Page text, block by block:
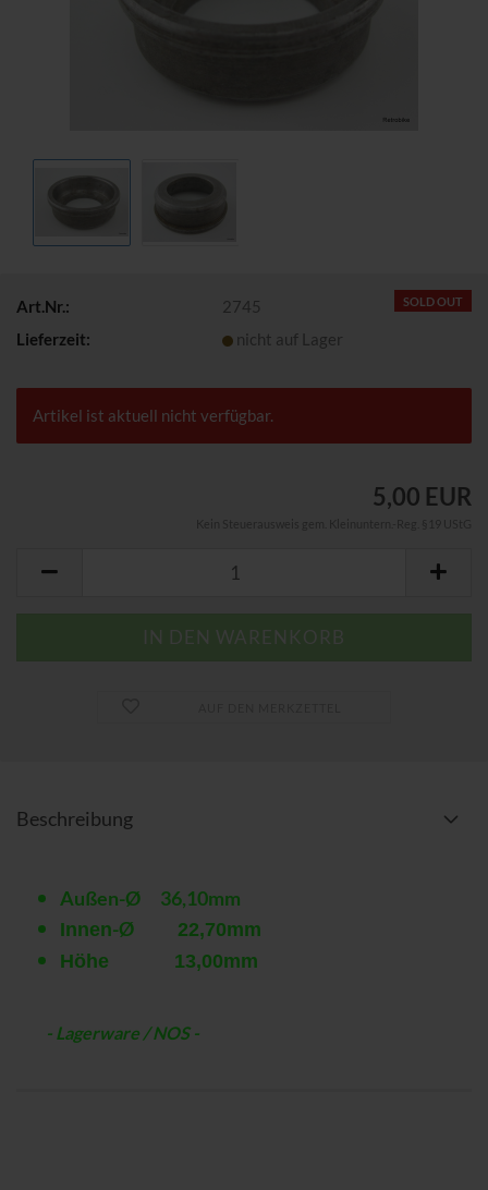
SOLD OUT
Art.Nr.:
2745
Lieferzeit:
nicht auf Lager
Artikel ist aktuell nicht verfügbar.
5,00 EUR
Beschreibung
Außen-Ø 36,10mm
Innen-Ø 22,70mm
Höhe 13,00mm
- Lagerware / NOS -